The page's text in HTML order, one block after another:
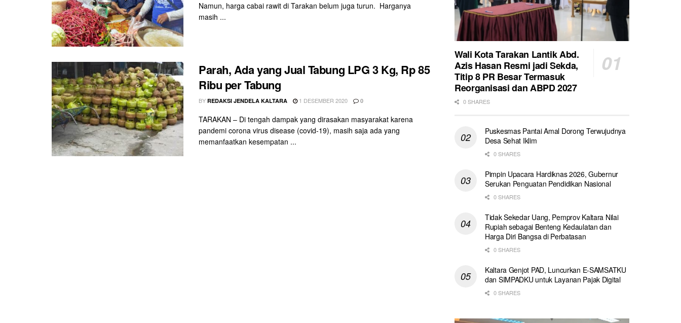
Namun, harga cabai rawit di Tarakan belum juga turun. Harganya
masih ...
Parah, Ada yang Jual Tabung LPG 3 Kg, Rp 85
Ribu per Tabung
BY REDAKSI JENDELA KALTARA 1 DESEMBER 2020 0
TARAKAN – Di tengah dampak yang dirasakan masyarakat karena
pandemi corona virus disease (covid-19), masih saja ada yang
memanfaatkan kesempatan ...
Wali Kota Tarakan Lantik Abd.
Azis Hasan Resmi jadi Sekda,
Titip 8 PR Besar Termasuk
Reorganisasi dan ABPD 2027
0 SHARES
Puskesmas Pantai Amal Dorong Terwujudnya
Desa Sehat Iklim
0 SHARES
Pimpin Upacara Hardiknas 2026, Gubernur
Serukan Penguatan Pendidikan Nasional
0 SHARES
Tidak Sekedar Uang, Pemprov Kaltara Nilai
Rupiah sebagai Benteng Kedaulatan dan
Harga Diri Bangsa di Perbatasan
0 SHARES
Kaltara Genjot PAD, Luncurkan E-SAMSATKU
dan SIMPADKU untuk Layanan Pajak Digital
0 SHARES